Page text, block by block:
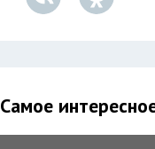
Самое